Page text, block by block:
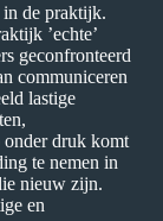
in de praktijk.
’echte’
geconfronteerd
communiceren
lastige
onder druk komt
te nemen in
nieuw zijn.
en